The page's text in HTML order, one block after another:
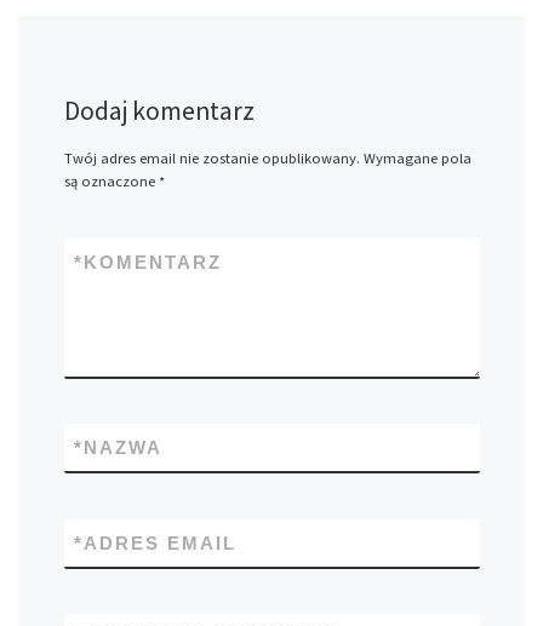
Dodaj komentarz
Twój adres email nie zostanie opublikowany. Wymagane pola
są oznaczone *
KOMENTARZ
*
NAZWA
*
ADRES EMAIL
*